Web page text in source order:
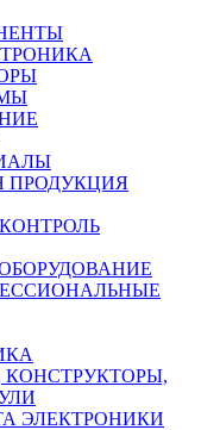
ПРОДУКЦИЯ
КОНСТРУКТОРЫ,
ЭЛЕКТРОНИКИ